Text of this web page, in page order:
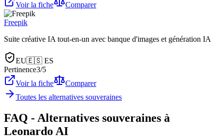
Voir la fiche
Comparer
Freepik
Suite créative IA tout-en-un avec banque d'images et génération IA
EU🇪🇸 ES
Pertinence3/5
Voir la fiche
Comparer
Toutes les alternatives souveraines
FAQ - Alternatives souveraines à
Leonardo AI